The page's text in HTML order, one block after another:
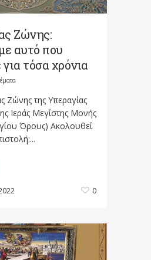
Ζώνης:
αυτό που
τόσα χρόνια
Ζώνης της Υπεραγίας
Ιεράς Μεγίστης Μονής
Όρους) Ακολουθεί
0